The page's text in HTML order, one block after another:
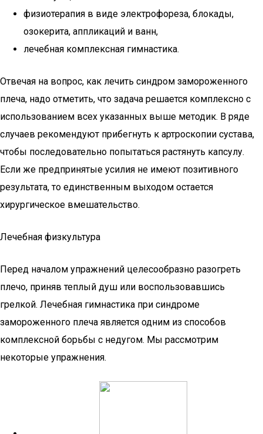
физиотерапия в виде электрофореза, блокады,
озокерита, аппликаций и ванн,
лечебная комплексная гимнастика.
Отвечая на вопрос, как лечить синдром замороженного
плеча, надо отметить, что задача решается комплексно с
использованием всех указанных выше методик. В ряде
случаев рекомендуют прибегнуть к артроскопии сустава,
чтобы последовательно попытаться растянуть капсулу.
Если же предпринятые усилия не имеют позитивного
результата, то единственным выходом остается
хирургическое вмешательство.
Лечебная физкультура
Перед началом упражнений целесообразно разогреть
плечо, приняв теплый душ или воспользовавшись
грелкой. Лечебная гимнастика при синдроме
замороженного плеча является одним из способов
комплексной борьбы с недугом. Мы рассмотрим
некоторые упражнения.